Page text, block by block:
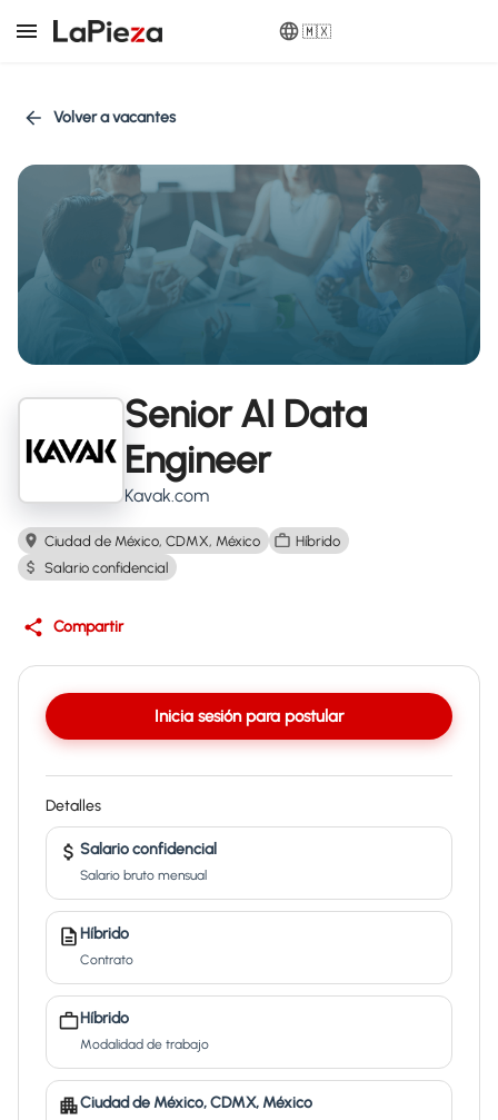
🇲🇽
Volver a vacantes
Senior AI Data
Engineer
Kavak.com
Ciudad de México, CDMX, México
Híbrido
Salario confidencial
Compartir
Inicia sesión para postular
Detalles
Salario confidencial
Salario bruto mensual
Híbrido
Contrato
Híbrido
Modalidad de trabajo
Ciudad de México, CDMX, México